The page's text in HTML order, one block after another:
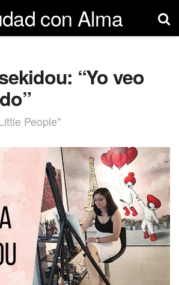
“Yo veo
People"